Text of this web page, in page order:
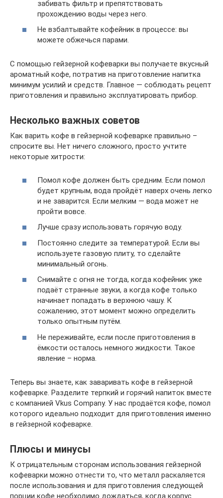
забивать фильтр и препятствовать
прохождению воды через него.
Не взбалтывайте кофейник в процессе: вы
можете обжечься парами.
С помощью гейзерной кофеварки вы получаете вкусный
ароматный кофе, потратив на приготовление напитка
минимум усилий и средств. Главное — соблюдать рецепт
приготовления и правильно эксплуатировать прибор.
Несколько важных советов
Как варить кофе в гейзерной кофеварке правильно –
спросите вы. Нет ничего сложного, просто учтите
некоторые хитрости:
Помол кофе должен быть средним. Если помол
будет крупным, вода пройдёт наверх очень легко
и не заварится. Если мелким — вода может не
пройти вовсе.
Лучше сразу использовать горячую воду.
Постоянно следите за температурой. Если вы
используете газовую плиту, то сделайте
минимальный огонь.
Снимайте с огня не тогда, когда кофейник уже
подаёт странные звуки, а когда кофе только
начинает попадать в верхнюю чашу. К
сожалению, этот момент можно определить
только опытным путём.
Не переживайте, если после приготовления в
ёмкости осталось немного жидкости. Такое
явление – норма.
Теперь вы знаете, как заваривать кофе в гейзерной
кофеварке. Разделите терпкий и горячий напиток вместе
с компанией Vkus Company. У нас продаётся кофе, помол
которого идеально подходит для приготовления именно
в гейзерной кофеварке.
Плюсы и минусы
К отрицательным сторонам использования гейзерной
кофеварки можно отнести то, что металл раскаляется
после использования и для приготовления следующей
порции кофе необходимо дождаться, когда корпус